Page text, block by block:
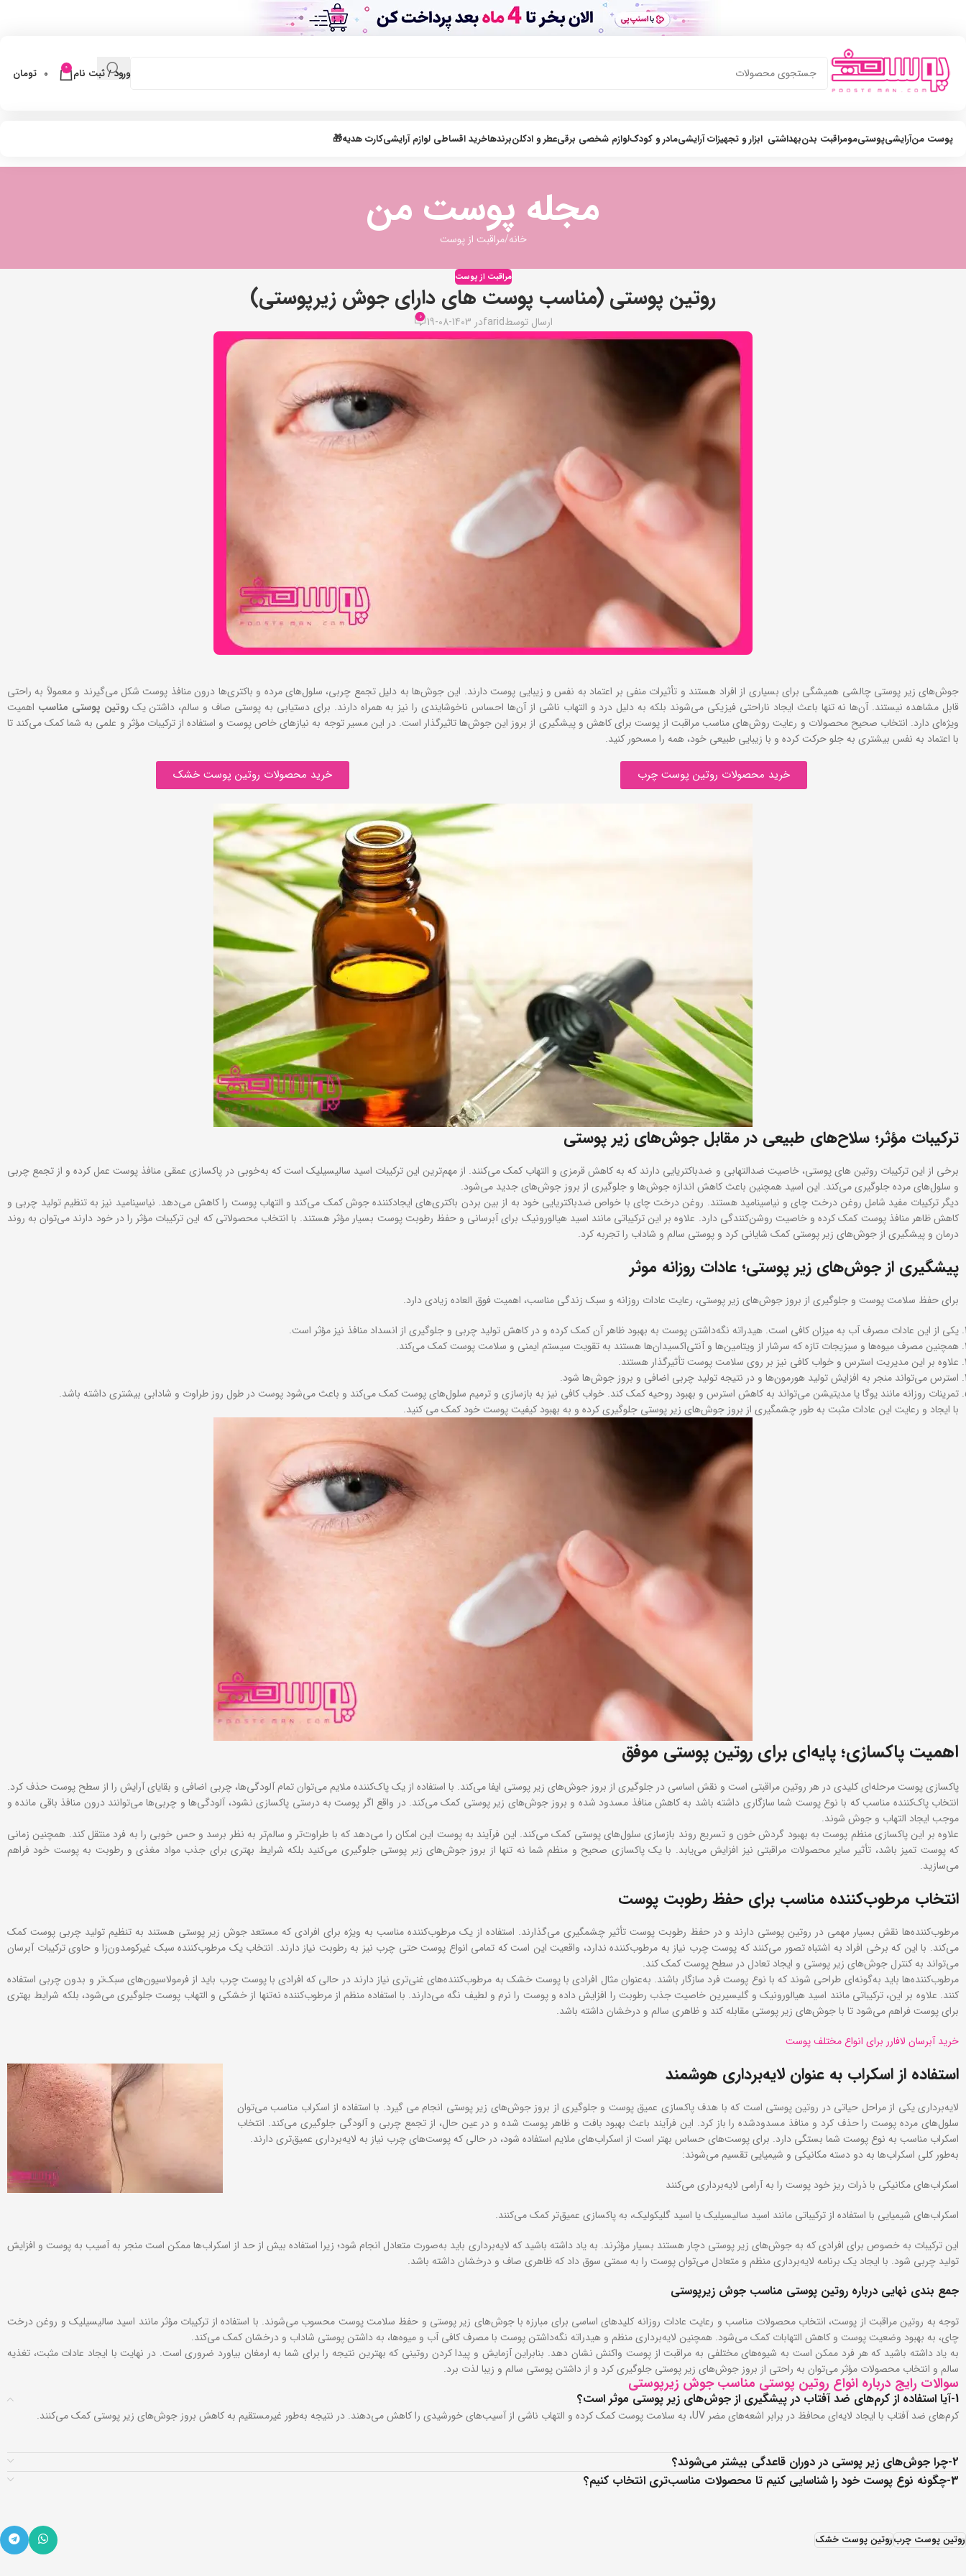
ورود / ثبت نام 0
0 تومان
پوست منآرایشیپوستیمومراقبت بدنبهداشتی ابزار و تجهیزات آرایشیمادر و کودکلوازم شخصی برقیعطر و ادکلنبرندهاخرید اقساطی لوازم آرایشیکارت هدیه🎁
مجله پوست من
خانه مراقبت از پوست
مراقبت از پوست
روتین پوستی (مناسب پوست های دارای جوش زیرپوستی)
ارسال توسطfaridدر 1403-08-19 0
جوش‌های زیر پوستی چالشی همیشگی برای بسیاری از افراد هستند و تأثیرات منفی بر اعتماد به نفس و زیبایی پوست دارند. این جوش‌ها به دلیل تجمع چربی، سلول‌های مرده و باکتری‌ها درون منافذ پوست شکل می‌گیرند و معمولاً به راحتی
قابل مشاهده نیستند. آن‌ها نه تنها باعث ایجاد ناراحتی فیزیکی می‌شوند بلکه به دلیل درد و التهاب ناشی از آن‌ها احساس ناخوشایندی را نیز به همراه دارند. برای دستیابی به پوستی صاف و سالم، داشتن یکروتین پوستی مناسب اهمیت
ویژه‌ای دارد. انتخاب صحیح محصولات و رعایت روش‌های مناسب مراقبت از پوست برای کاهش و پیشگیری از بروز این جوش‌ها تاثیرگذار است. در این مسیر توجه به نیازهای خاص پوست و استفاده از ترکیبات مؤثر و علمی به شما کمک می‌کند تا
با اعتماد به نفس بیشتری به جلو حرکت کرده و با زیبایی طبیعی خود، همه را مسحور کنید.
خرید محصولات روتین پوست چرب خرید محصولات روتین پوست خشک
ترکیبات مؤثر؛ سلاح‌های طبیعی در مقابل جوش‌های زیر پوستی
برخی از این ترکیبات روتین های پوستی، خاصیت ضدالتهابی و ضدباکتریایی دارند که به کاهش قرمزی و التهاب کمک می‌کنند. از مهم‌ترین این ترکیبات اسید سالیسیلیک است که به‌خوبی در پاکسازی عمقی منافذ پوست عمل کرده و از تجمع چربی
و سلول‌های مرده جلوگیری می‌کند. این اسید همچنین باعث کاهش اندازه جوش‌ها و جلوگیری از بروز جوش‌های جدید می‌شود.
دیگر ترکیبات مفید شامل روغن درخت چای و نیاسینامید هستند. روغن درخت چای با خواص ضدباکتریایی خود به از بین بردن باکتری‌های ایجادکننده جوش کمک می‌کند و التهاب پوست را کاهش می‌دهد. نیاسینامید نیز به تنظیم تولید چربی و
کاهش ظاهر منافذ پوست کمک کرده و خاصیت روشن‌کنندگی دارد. علاوه بر این ترکیباتی مانند اسید هیالورونیک برای آبرسانی و حفظ رطوبت پوست بسیار مؤثر هستند. با انتخاب محصولاتی که این ترکیبات مؤثر را در خود دارند می‌توان به روند
درمان و پیشگیری از جوش‌های زیر پوستی کمک شایانی کرد و پوستی سالم و شاداب را تجربه کرد.
پیشگیری از جوش‌های زیر پوستی؛ عادات روزانه موثر
برای حفظ سلامت پوست و جلوگیری از بروز جوش‌های زیر پوستی، رعایت عادات روزانه و سبک زندگی مناسب، اهمیت فوق العاده زیادی دارد.
یکی از این عادات مصرف آب به میزان کافی است. هیدراته نگه‌داشتن پوست به بهبود ظاهر آن کمک کرده و در کاهش تولید چربی و جلوگیری از انسداد منافذ نیز مؤثر است.
همچنین مصرف میوه‌ها و سبزیجات تازه که سرشار از ویتامین‌ها و آنتی‌اکسیدان‌ها هستند به تقویت سیستم ایمنی و سلامت پوست کمک می‌کند.
علاوه بر این مدیریت استرس و خواب کافی نیز بر روی سلامت پوست تأثیرگذار هستند.
استرس می‌تواند منجر به افزایش تولید هورمون‌ها و در نتیجه تولید چربی اضافی و بروز جوش‌ها شود.
تمرینات روزانه مانند یوگا یا مدیتیشن می‌تواند به کاهش استرس و بهبود روحیه کمک کند. خواب کافی نیز به بازسازی و ترمیم سلول‌های پوست کمک می‌کند و باعث می‌شود پوست در طول روز طراوت و شادابی بیشتری داشته باشد.
با ایجاد و رعایت این عادات مثبت به طور چشمگیری از بروز جوش‌های زیر پوستی جلوگیری کرده و به بهبود کیفیت پوست خود کمک می کنید.
اهمیت پاکسازی؛ پایه‌ای برای روتین پوستی موفق
پاکسازی پوست مرحله‌ای کلیدی در هر روتین مراقبتی است و نقش اساسی در جلوگیری از بروز جوش‌های زیر پوستی ایفا می‌کند. با استفاده از یک پاک‌کننده ملایم می‌توان تمام آلودگی‌ها، چربی اضافی و بقایای آرایش را از سطح پوست حذف کرد.
انتخاب پاک‌کننده مناسب که با نوع پوست شما سازگاری داشته باشد به کاهش منافذ مسدود شده و بروز جوش‌های زیر پوستی کمک می‌کند. در واقع اگر پوست به درستی پاکسازی نشود، آلودگی‌ها و چربی‌ها می‌توانند درون منافذ باقی مانده و
موجب ایجاد التهاب و جوش شوند.
علاوه بر این پاکسازی منظم پوست به بهبود گردش خون و تسریع روند بازسازی سلول‌های پوستی کمک می‌کند. این فرآیند به پوست این امکان را می‌دهد که با طراوت‌تر و سالم‌تر به نظر برسد و حس خوبی را به فرد منتقل کند. همچنین زمانی
که پوست تمیز باشد، تأثیر سایر محصولات مراقبتی نیز افزایش می‌یابد. با یک پاکسازی صحیح و منظم شما نه تنها از بروز جوش‌های زیر پوستی جلوگیری می‌کنید بلکه شرایط بهتری برای جذب مواد مغذی و رطوبت به پوست خود فراهم
می‌سازید.
انتخاب مرطوب‌کننده مناسب برای حفظ رطوبت پوست
مرطوب‌کننده‌ها نقش بسیار مهمی در روتین پوستی دارند و در حفظ رطوبت پوست تأثیر چشمگیری می‌گذارند. استفاده از یک مرطوب‌کننده مناسب به ویژه برای افرادی که مستعد جوش زیر پوستی هستند به تنظیم تولید چربی پوست کمک
می‌کند. با این که برخی افراد به اشتباه تصور می‌کنند که پوست چرب نیاز به مرطوب‌کننده ندارد، واقعیت این است که تمامی انواع پوست حتی چرب نیز به رطوبت نیاز دارند. انتخاب یک مرطوب‌کننده سبک غیرکومدون‌زا و حاوی ترکیبات آبرسان
می‌تواند به کنترل جوش‌های زیر پوستی و ایجاد تعادل در سطح پوست کمک کند.
مرطوب‌کننده‌ها باید به‌گونه‌ای طراحی شوند که با نوع پوست فرد سازگار باشند. به‌عنوان مثال افرادی با پوست خشک به مرطوب‌کننده‌های غنی‌تری نیاز دارند در حالی که افرادی با پوست چرب باید از فرمولاسیون‌های سبک‌تر و بدون چربی استفاده
کنند. علاوه بر این، ترکیباتی مانند اسید هیالورونیک و گلیسیرین خاصیت جذب رطوبت را افزایش داده و پوست را نرم و لطیف نگه می‌دارند. با استفاده منظم از مرطوب‌کننده نه‌تنها از خشکی و التهاب پوست جلوگیری می‌شود، بلکه شرایط بهتری
برای پوست فراهم می‌شود تا با جوش‌های زیر پوستی مقابله کند و ظاهری سالم و درخشان داشته باشد.
خرید آبرسان لافارر برای انواع مختلف پوست
استفاده از اسکراب به عنوان لایه‌برداری هوشمند
لایه‌برداری یکی از مراحل حیاتی در روتین پوستی است که با هدف پاکسازی عمیق پوست و جلوگیری از بروز جوش‌های زیر پوستی انجام می گیرد. با استفاده از اسکراب مناسب می‌توان
سلول‌های مرده پوست را حذف کرد و منافذ مسدودشده را باز کرد. این فرآیند باعث بهبود بافت و ظاهر پوست شده و در عین حال، از تجمع چربی و آلودگی جلوگیری می‌کند. انتخاب
اسکراب مناسب به نوع پوست شما بستگی دارد. برای پوست‌های حساس بهتر است از اسکراب‌های ملایم استفاده شود، در حالی که پوست‌های چرب نیاز به لایه‌برداری عمیق‌تری دارند.
به‌طور کلی اسکراب‌ها به دو دسته مکانیکی و شیمیایی تقسیم می‌شوند:
اسکراب‌های مکانیکی با ذرات ریز خود پوست را به آرامی لایه‌برداری می‌کنند
اسکراب‌های شیمیایی با استفاده از ترکیباتی مانند اسید سالیسیلیک یا اسید گلیکولیک، به پاکسازی عمیق‌تر کمک می‌کنند.
این ترکیبات به خصوص برای افرادی که به جوش‌های زیر پوستی دچار هستند بسیار مؤثرند. به یاد داشته باشید که لایه‌برداری باید به‌صورت متعادل انجام شود؛ زیرا استفاده بیش از حد از اسکراب‌ها ممکن است منجر به آسیب به پوست و افزایش
تولید چربی شود. با ایجاد یک برنامه لایه‌برداری منظم و متعادل می‌توان پوست را به سمتی سوق داد که ظاهری صاف و درخشان داشته باشد.
جمع بندی نهایی درباره روتین پوستی مناسب جوش زیرپوستی
توجه به روتین مراقبت از پوست، انتخاب محصولات مناسب و رعایت عادات روزانه کلیدهای اساسی برای مبارزه با جوش‌های زیر پوستی و حفظ سلامت پوست محسوب می‌شوند. با استفاده از ترکیبات مؤثر مانند اسید سالیسیلیک و روغن درخت
چای، به بهبود وضعیت پوست و کاهش التهابات کمک می‌شود. همچنین لایه‌برداری منظم و هیدراته نگه‌داشتن پوست با مصرف کافی آب و میوه‌ها، به داشتن پوستی شاداب و درخشان کمک می‌کند.
به یاد داشته باشید که هر فرد ممکن است به شیوه‌های مختلفی به مراقبت از پوست واکنش نشان دهد. بنابراین آزمایش و پیدا کردن روتینی که بهترین نتیجه را برای شما به ارمغان بیاورد ضروری است. در نهایت با ایجاد عادات مثبت، تغذیه
سالم و انتخاب محصولات مؤثر می‌توان به راحتی از بروز جوش‌های زیر پوستی جلوگیری کرد و از داشتن پوستی سالم و زیبا لذت برد.
سوالات رایج درباره انواع روتین پوستی مناسب جوش زیرپوستی
1-آیا استفاده از کرم‌های ضد آفتاب در پیشگیری از جوش‌های زیر پوستی موثر است؟
کرم‌های ضد آفتاب با ایجاد لایه‌ای محافظ در برابر اشعه‌های مضر UV، به سلامت پوست کمک کرده و التهاب ناشی از آسیب‌های خورشیدی را کاهش می‌دهند. در نتیجه به‌طور غیرمستقیم به کاهش بروز جوش‌های زیر پوستی کمک می‌کنند.
2-چرا جوش‌های زیر پوستی در دوران قاعدگی بیشتر می‌شوند؟
3-چگونه نوع پوست خود را شناسایی کنیم تا محصولات مناسب‌تری انتخاب کنیم؟
روتین پوست چربروتین پوست خشک